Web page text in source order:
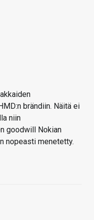
brändiin. Näitä ei
niin
goodwill Nokian
nopeasti menetetty.